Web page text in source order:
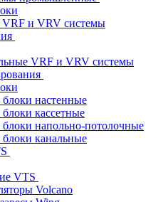
VRF и VRV системы
VRF и VRV системы
настенные
кассетные
напольно-потолочные
канальные
VTS
Volcano